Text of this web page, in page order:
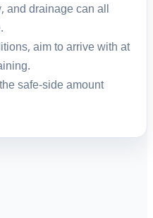
and drainage can all
aim to arrive with at
safe-side amount